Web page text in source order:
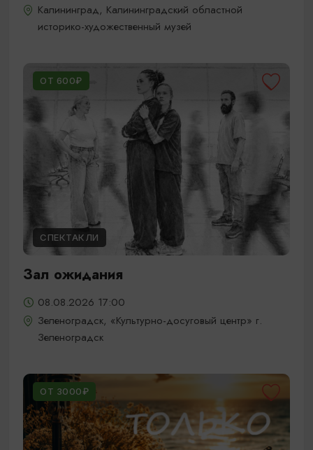
Калининград, Калининградский областной
историко-художественный музей
ОТ 600₽
СПЕКТАКЛИ
Зал ожидания
08.08.2026 17:00
Зеленоградск, «Культурно-досуговый центр» г.
Зеленоградск
ОТ 3000₽